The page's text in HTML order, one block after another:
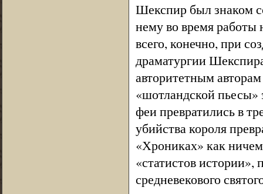
Шекспир был знаком
нему во время
всего, конечно, при
драматургии
авторитетным
«шотландской пьесы»
феи превратились в
убийства короля
«Хрониках» как
«статистов
средневекового